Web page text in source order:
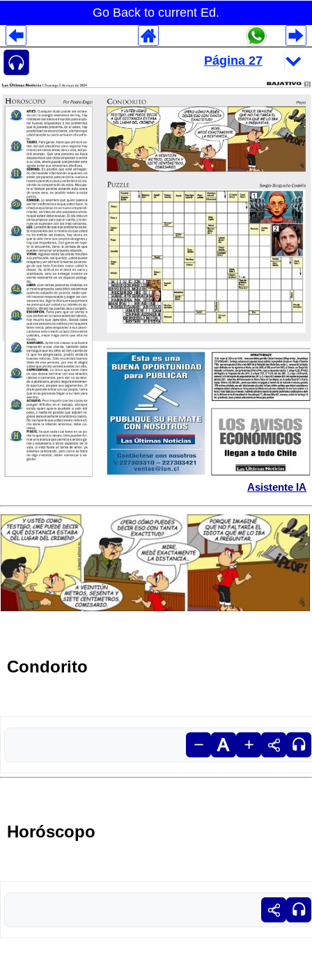
Go Back to current Ed.
Asistente IA
Condorito
Horóscopo
Despliegues Analytics
Despliegues Totales
Despliegues por Rubros